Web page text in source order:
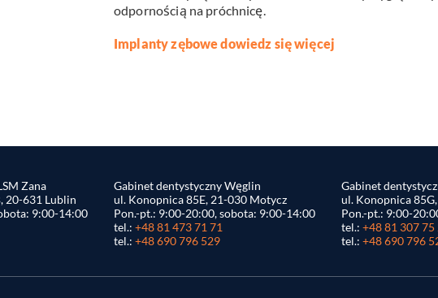
odpornością na próchnicę.
Implanty zębowe dowiedz się więcej
Zana
20-631 Lublin
9:00-14:00
Gabinet dentystyczny Węglin
ul. Konopnica 85E, 21-030 Motycz
Pon.-pt.: 9:00-20:00, sobota: 9:00-14:00
tel.: +48 81 473 71 71
tel.: +48 690 796 529
Gabinet
ul. Konopnica
Pon.-pt.: 9:00-
tel.: +48 81 307 75
tel.: +48 690 796